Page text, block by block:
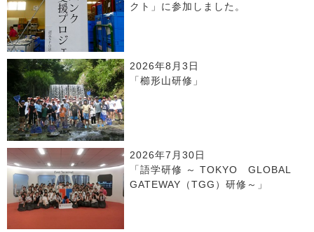
クト」に参加しました。
2026年8月3日
「櫛形山研修」
2026年7月30日
「語学研修 ～ TOKYO GLOBAL
GATEWAY（TGG）研修～」